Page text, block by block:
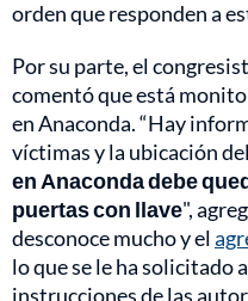
orden que responden a
Por su parte, el
comentó que está
en Anaconda. “Hay
víctimas y la ubicación
en Anaconda debe
puertas con llave",
desconoce mucho y el
lo que se le ha solicitado
instrucciones de las